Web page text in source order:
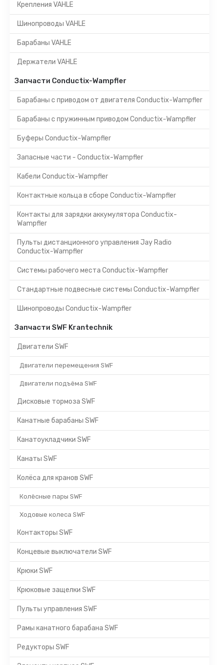
Крепления VAHLE
Шинопроводы VAHLE
Барабаны VAHLE
Держатели VAHLE
Запчасти Conductix-Wampfler
Барабаны с приводом от двигателя Conductix-Wampfler
Барабаны с пружинным приводом Conductix-Wampfler
Буферы Conductix-Wampfler
Запасные части - Conductix-Wampfler
Кабели Conductix-Wampfler
Контактные кольца в сборе Conductix-Wampfler
Контакты для зарядки аккумулятора Conductix-
Wampfler
Пульты дистанционного управления Jay Radio
Conductix-Wampfler
Системы рабочего места Conductix-Wampfler
Стандартные подвесные системы Conductix-Wampfler
Шинопроводы Conductix-Wampfler
Запчасти SWF Krantechnik
Двигатели SWF
Двигатели перемещения SWF
Двигатели подъёма SWF
Дисковые тормоза SWF
Канатные барабаны SWF
Канатоукладчики SWF
Канаты SWF
Колёса для кранов SWF
Колёсные пары SWF
Ходовые колеса SWF
Контакторы SWF
Концевые выключатели SWF
Крюки SWF
Крюковые защелки SWF
Пульты управления SWF
Рамы канатного барабана SWF
Редукторы SWF